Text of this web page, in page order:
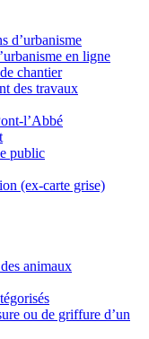
d’urbanisme
en ligne
chantier
des travaux
l’Abbé
public
(ex-carte grise)
animaux
ou de griffure d’un